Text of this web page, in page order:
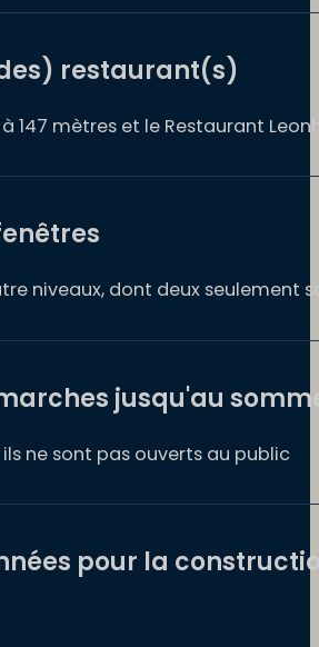
restaurant(s)
147 mètres et le Restaurant
niveaux, dont deux seulement
jusqu'au
ne sont pas ouverts au public
pour la